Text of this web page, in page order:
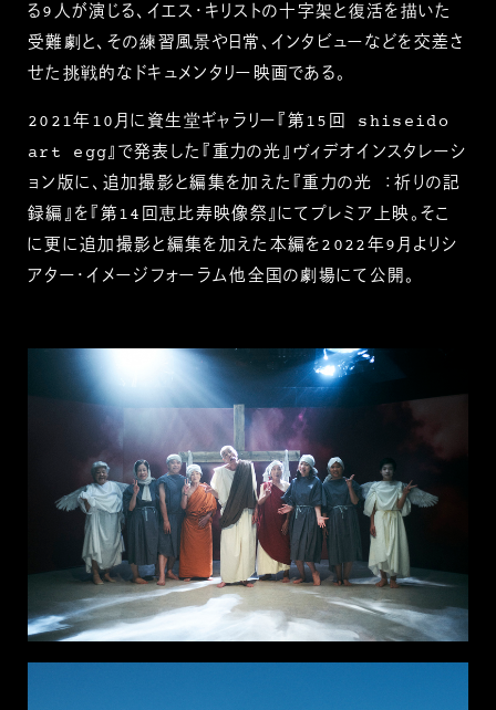
る9人が演じる、イエス・キリストの十字架と復活を描いた
受難劇と、その練習風景や日常、インタビューなどを交差さ
せた挑戦的なドキュメンタリー映画である。
2021年10月に資生堂ギャラリー『第15回 shiseido
art egg』で発表した『重力の光』ヴィデオインスタレーシ
ョン版に、追加撮影と編集を加えた『重力の光 ：祈りの記
録編』を『第14回恵比寿映像祭』にてプレミア上映。そこ
に更に追加撮影と編集を加えた本編を2022年9月よりシ
アター・イメージフォーラム他全国の劇場にて公開。